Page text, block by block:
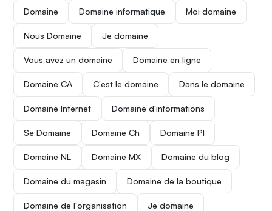
Domaine Domaine informatique Moi domaine
Nous Domaine Je domaine
Vous avez un domaine Domaine en ligne
Domaine CA C'est le domaine Dans le domaine
Domaine Internet Domaine d'informations
Se Domaine Domaine Ch Domaine Pl
Domaine NL Domaine MX Domaine du blog
Domaine du magasin Domaine de la boutique
Domaine de l'organisation Je domaine